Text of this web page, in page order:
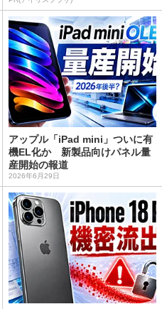
アップル「iPad mini」ついに有
機EL化か 新製品向けパネル量
産開始の報道
2026年6月29日